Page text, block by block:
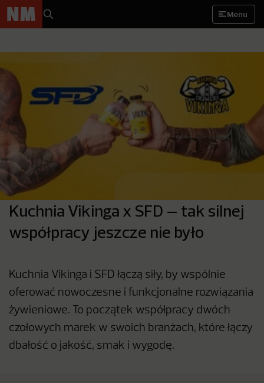
Menu
Kuchnia Vikinga x SFD – tak silnej
współpracy jeszcze nie było
Kuchnia Vikinga i SFD łączą siły, by wspólnie
oferować nowoczesne i funkcjonalne rozwiązania
żywieniowe. To początek współpracy dwóch
czołowych marek w swoich branżach, które łączy
dbałość o jakość, smak i wygodę.